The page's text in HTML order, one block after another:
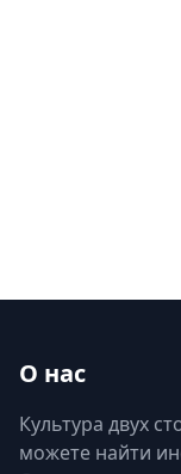
О нас
Культура двух
можете найти